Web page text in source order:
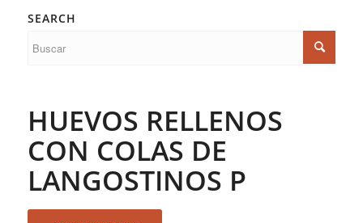
SEARCH
HUEVOS RELLENOS
CON COLAS DE
LANGOSTINOS P